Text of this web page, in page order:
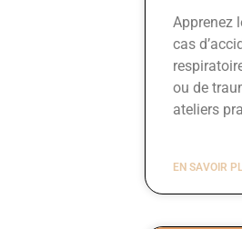
Apprenez
cas
ou de
ateliers
EN SAVOIR